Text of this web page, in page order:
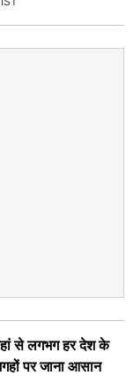
से लगभग हर देश के
पर जाना आसान